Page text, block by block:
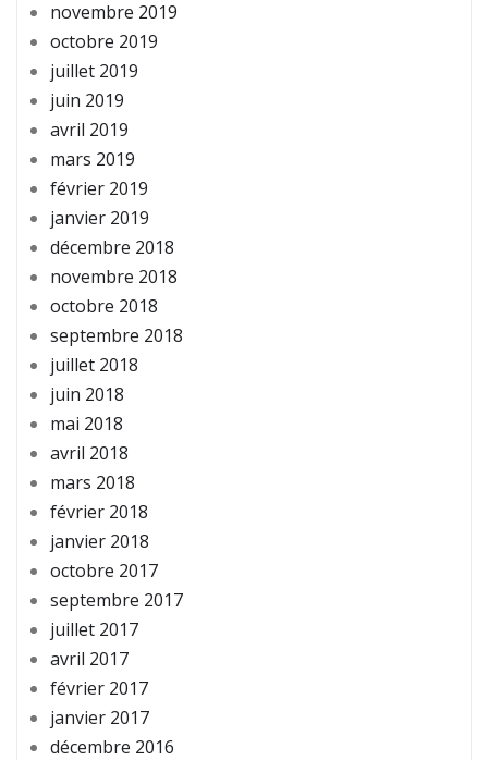
novembre 2019
octobre 2019
juillet 2019
juin 2019
avril 2019
mars 2019
février 2019
janvier 2019
décembre 2018
novembre 2018
octobre 2018
septembre 2018
juillet 2018
juin 2018
mai 2018
avril 2018
mars 2018
février 2018
janvier 2018
octobre 2017
septembre 2017
juillet 2017
avril 2017
février 2017
janvier 2017
décembre 2016